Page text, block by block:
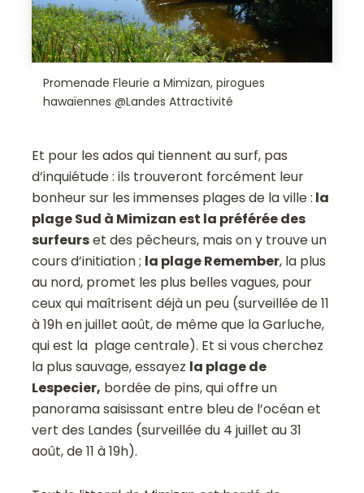
Promenade Fleurie a Mimizan, pirogues
hawaïennes @Landes Attractivité
Et pour les ados qui tiennent au surf, pas
d’inquiétude : ils trouveront forcément leur
bonheur sur les immenses plages de la ville : la
plage Sud à Mimizan est la préférée des
surfeurset des pêcheurs, mais on y trouve un
cours d’initiation ; la plage Remember, la plus
au nord, promet les plus belles vagues, pour
ceux qui maîtrisent déjà un peu (surveillée de 11
à 19h en juillet août, de même que la Garluche,
qui est la plage centrale). Et si vous cherchez
la plus sauvage, essayez la plage de
Lespecier, bordée de pins, qui offre un
panorama saisissant entre bleu de l’océan et
vert des Landes (surveillée du 4 juillet au 31
août, de 11 à 19h).